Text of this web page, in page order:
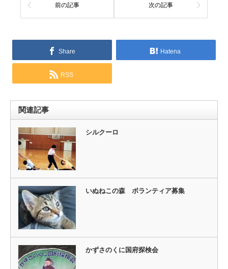
前の記事 次の記事
Share Hatena
RSS
関連記事
シルクーロ
いぬねこの森 ボランティア募集
かずさのくに国府探検会